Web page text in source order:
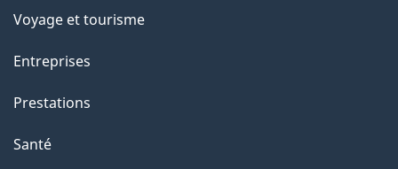
e
t
e
p
Voyage et tourisme
Entreprises
Prestations
Santé